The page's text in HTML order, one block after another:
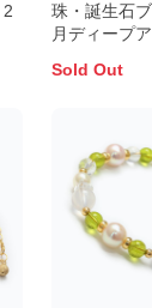
珠・誕生石
月ディープ
Sold Out